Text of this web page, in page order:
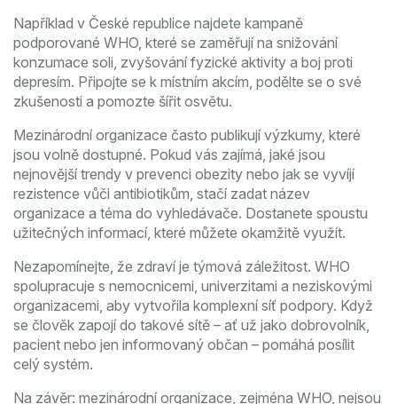
Například v České republice najdete kampaně
podporované WHO, které se zaměřují na snižování
konzumace soli, zvyšování fyzické aktivity a boj proti
depresím. Připojte se k místním akcím, podělte se o své
zkušenosti a pomozte šířit osvětu.
Mezinárodní organizace často publikují výzkumy, které
jsou volně dostupné. Pokud vás zajímá, jaké jsou
nejnovější trendy v prevenci obezity nebo jak se vyvíjí
rezistence vůči antibiotikům, stačí zadat název
organizace a téma do vyhledávače. Dostanete spoustu
užitečných informací, které můžete okamžitě využít.
Nezapomínejte, že zdraví je týmová záležitost. WHO
spolupracuje s nemocnicemi, univerzitami a neziskovými
organizacemi, aby vytvořila komplexní síť podpory. Když
se člověk zapojí do takové sítě – ať už jako dobrovolník,
pacient nebo jen informovaný občan – pomáhá posílit
celý systém.
Na závěr: mezinárodní organizace, zejména WHO, nejsou